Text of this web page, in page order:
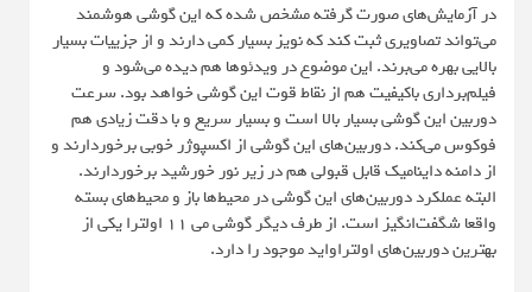
در آزمایش‌های صورت گرفته مشخص شده که این گوشی هوشمند
می‌تواند تصاویری ثبت کند که نویز بسیار کمی دارند و از جزییات بسیار
بالایی بهره می‌برند. این موضوع در ویدئوها هم دیده می‌شود و
فیلم‌برداری باکیفیت هم از نقاط قوت این گوشی خواهد بود. سرعت
دوربین این گوشی بسیار بالا است و بسیار سریع و با دقت زیادی هم
فوکوس می‌کند. دوربین‌های این گوشی از اکسپوژر خوبی برخوردارند و
از دامنه داینامیک قابل قبولی هم در زیر نور خورشید برخوردارند.
البته عملکرد دوربین‌های این گوشی در محیط‌ها باز و محیط‌های بسته
واقعا شگفت‌انگیز است. از طرف دیگر گوشی می ۱۱ اولترا یکی از
بهترین دوربین‌های اولتراواید موجود را دارد.